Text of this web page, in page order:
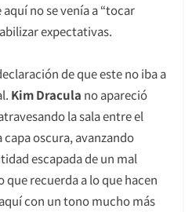
no se venía a “tocar
expectativas.
de que este no iba a
Kim Dracula no apareció
la sala entre el
oscura, avanzando
escapada de un mal
recuerda a lo que hacen
con un tono mucho más